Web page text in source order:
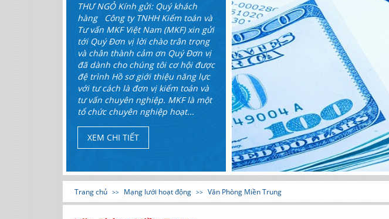
THƯ NGỎ Kính gửi: Quý khách
hàng Công ty TNHH Kiểm toán và
Tư vấn MKF Việt Nam (MKF) xin gửi
tới Quý Đơn vị lời chào trân trọng
và chân thành cảm ơn Quý Đơn vị
đã dành cho chúng tôi cơ hội được
đệ trình Hồ sơ giới thiệu năng lực
với tư cách là đơn vị kiểm toán và
tư vấn chuyên nghiệp. MKF là một
tổ chức chuyên nghiệp hoạt...
XEM CHI TIẾT
Trang chủ Mạng lưới hoạt động Văn Phòng Miền Trung